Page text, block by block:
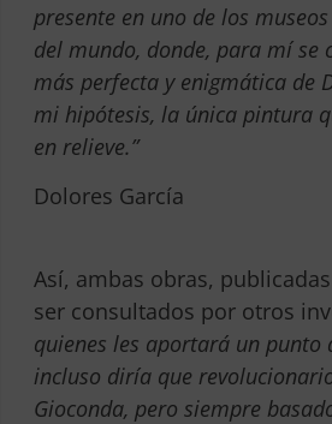
presente en uno de los
del mundo, donde, para mí se
más perfecta y enigmática de
mi hipótesis, la única pintura
en relieve.”
Dolores García
Así, ambas obras,
ser consultados por otros
quienes les aportará un punto
incluso diría que
Gioconda, pero siempre